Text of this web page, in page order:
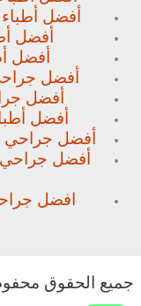
أفضل
أفضل
أفضل
أفضل
أفضل
أفضل
أفضل جراحي
أفضل جراحي
افضل
جميع الحقوق محفوظة © 2026 المرشد